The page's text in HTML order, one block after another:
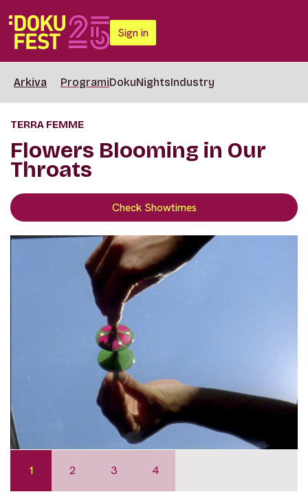
Sign in
Arkiva ProgramiDokuNightsIndustry
TERRA FEMME
Flowers Blooming in Our
Throats
Check Showtimes
1 2 3 4